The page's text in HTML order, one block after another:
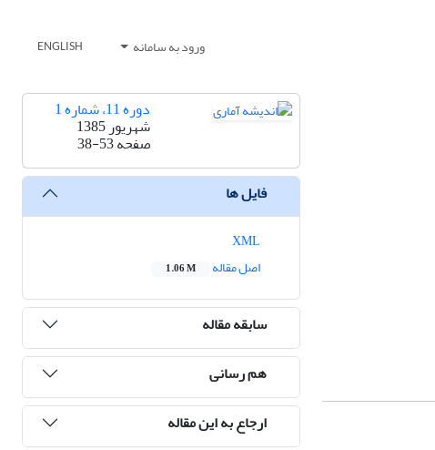
ورود به سامانه ENGLISH
دوره 11، شماره 1
شهریور 1385
صفحه38-53
فایل ها
اصل مقاله
1.06 M
سابقه مقاله
هم رسانی
ارجاع به این مقاله